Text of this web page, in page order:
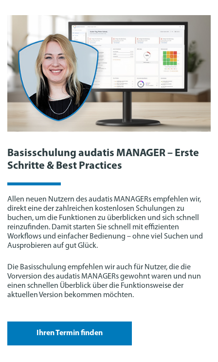
Basisschulung audatis MANAGER – Erste
Schritte & Best Practices
Allen neuen Nutzern des audatis MANAGERs empfehlen wir,
direkt eine der zahlreichen kostenlosen Schulungen zu
buchen, um die Funktionen zu überblicken und sich schnell
reinzufinden. Damit starten Sie schnell mit effizienten
Workflows und einfacher Bedienung – ohne viel Suchen und
Ausprobieren auf gut Glück.
Die Basisschulung empfehlen wir auch für Nutzer, die die
Vorversion des audatis MANAGERs gewohnt waren und nun
einen schnellen Überblick über die Funktionsweise der
aktuellen Version bekommen möchten.
Ihren Termin finden